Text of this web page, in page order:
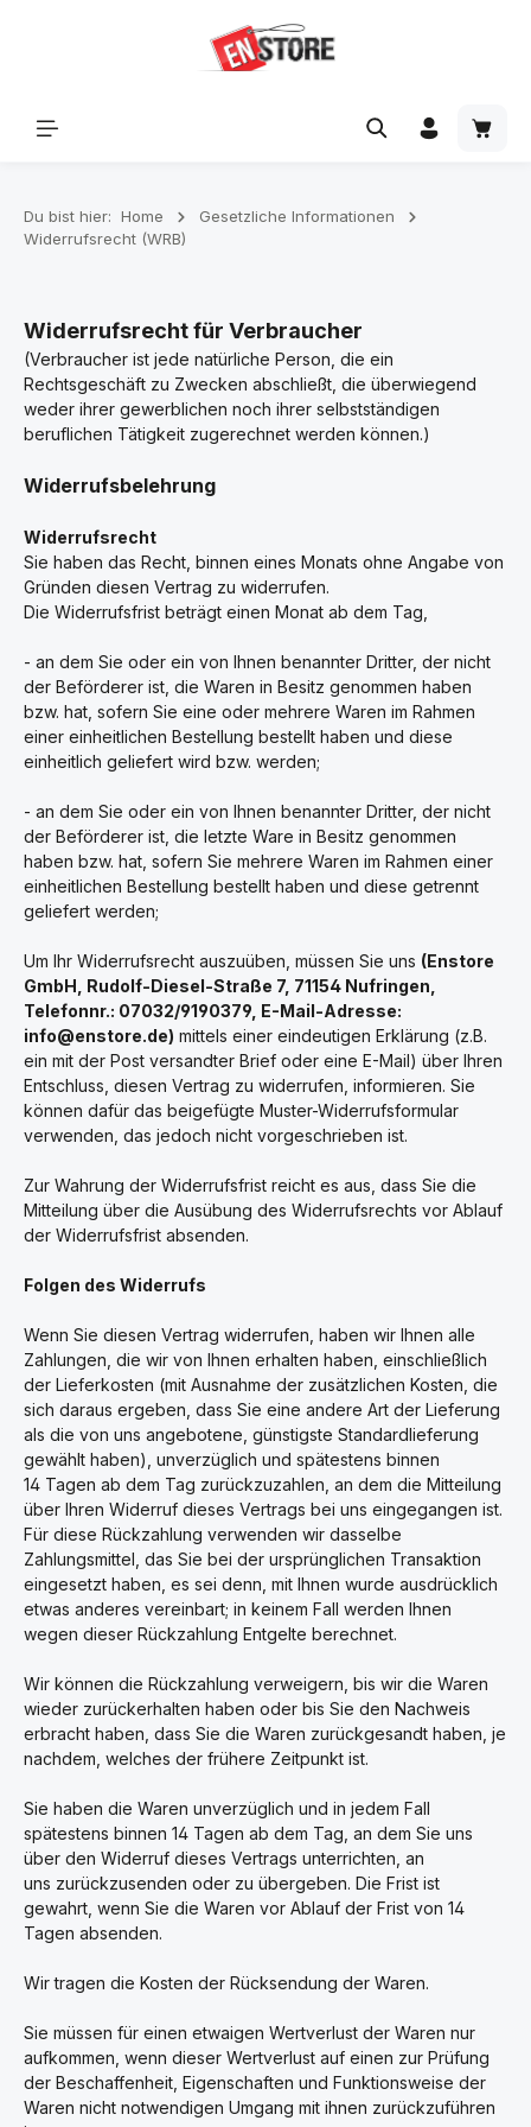
Du bist hier: Home
Gesetzliche Informationen
Widerrufsrecht (WRB)
Widerrufsrecht für Verbraucher
(Verbraucher ist jede natürliche Person, die ein
Rechtsgeschäft zu Zwecken abschließt, die überwiegend
weder ihrer gewerblichen noch ihrer selbstständigen
beruflichen Tätigkeit zugerechnet werden können.)
Widerrufsbelehrung
Widerrufsrecht
Sie haben das Recht, binnen eines Monats ohne Angabe von
Gründen diesen Vertrag zu widerrufen.
Die Widerrufsfrist beträgt einen Monat ab dem Tag
- an dem Sie oder ein von Ihnen benannter Dritter, der nicht
der Beförderer ist, die Waren in Besitz genommen haben
bzw. hat, sofern Sie eine oder mehrere Waren im Rahmen
einer einheitlichen Bestellung bestellt haben und diese
einheitlich geliefert wird bzw. werden;
- an dem Sie oder ein von Ihnen benannter Dritter, der nicht
der Beförderer ist, die letzte Ware in Besitz genommen
haben bzw. hat, sofern Sie mehrere Waren im Rahmen einer
einheitlichen Bestellung bestellt haben und diese getrennt
geliefert werden;
Um Ihr Widerrufsrecht auszuüben, müssen Sie uns (Enstore
GmbH, Rudolf-Diesel-Straße 7, 71154 Nufringen,
Telefonnr.: 07032/9190379, E-Mail-Adresse:
info@enstore.de) mittels einer eindeutigen Erklärung (z.B.
ein mit der Post versandter Brief oder eine E-Mail) über Ihren
Entschluss, diesen Vertrag zu widerrufen, informieren. Sie
können dafür das beigefügte Muster-Widerrufsformular
verwenden, das jedoch nicht vorgeschrieben ist.
Zur Wahrung der Widerrufsfrist reicht es aus, dass Sie die
Mitteilung über die Ausübung des Widerrufsrechts vor Ablauf
der Widerrufsfrist absenden.
Folgen des Widerrufs
Wenn Sie diesen Vertrag widerrufen, haben wir Ihnen alle
Zahlungen, die wir von Ihnen erhalten haben, einschließlich
der Lieferkosten (mit Ausnahme der zusätzlichen Kosten, die
sich daraus ergeben, dass Sie eine andere Art der Lieferung
als die von uns angebotene, günstigste Standardlieferung
gewählt haben), unverzüglich und spätestens binnen
14 Tagen ab dem Tag zurückzuzahlen, an dem die Mitteilung
über Ihren Widerruf dieses Vertrags bei uns eingegangen ist.
Für diese Rückzahlung verwenden wir dasselbe
Zahlungsmittel, das Sie bei der ursprünglichen Transaktion
eingesetzt haben, es sei denn, mit Ihnen wurde ausdrücklich
etwas anderes vereinbart; in keinem Fall werden Ihnen
wegen dieser Rückzahlung Entgelte berechnet.
Wir können die Rückzahlung verweigern, bis wir die Waren
wieder zurückerhalten haben oder bis Sie den Nachweis
erbracht haben, dass Sie die Waren zurückgesandt haben, je
nachdem, welches der frühere Zeitpunkt ist.
Sie haben die Waren unverzüglich und in jedem Fall
spätestens binnen 14 Tagen ab dem Tag, an dem Sie uns
über den Widerruf dieses Vertrags unterrichten, an
uns zurückzusenden oder zu übergeben. Die Frist ist
gewahrt, wenn Sie die Waren vor Ablauf der Frist von 14
Tagen absenden.
Wir tragen die Kosten der Rücksendung der Waren.
Sie müssen für einen etwaigen Wertverlust der Waren nur
aufkommen, wenn dieser Wertverlust auf einen zur Prüfung
der Beschaffenheit, Eigenschaften und Funktionsweise der
Waren nicht notwendigen Umgang mit ihnen zurückzuführen